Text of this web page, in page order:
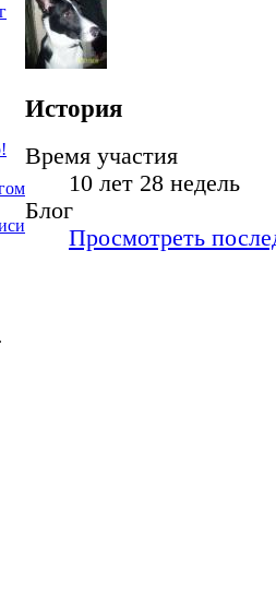
.
История
Время участия
10 лет 28 недель
Блог
Просмотреть